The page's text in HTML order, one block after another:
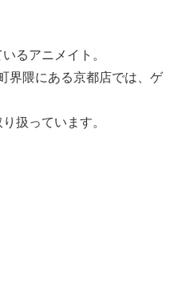
るアニメイト。
界隈にある京都店では、ゲ
扱っています。